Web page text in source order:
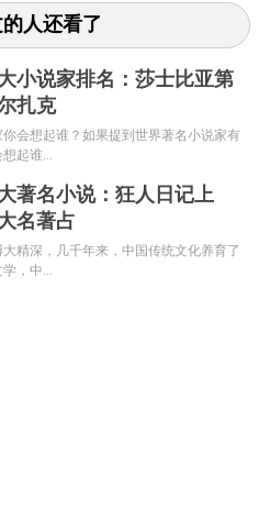
也是十大必看完本玄幻
热的玄幻小说。
人还看了
小说家排名：莎士比亚第
扎克
会想起谁？如果提到世界著名小说家有
起谁...
著名小说：狂人日记上
名著占
精深，几千年来，中国传统文化养育了
，中...